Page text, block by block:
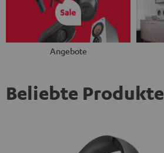
Angebote
Beliebte Produkte